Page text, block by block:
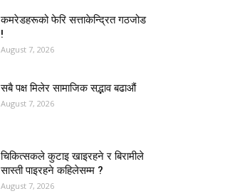
कमरेडहरूको फेरि सत्ताकेन्द्रित गठजोड
!
August 7, 2026
सबै पक्ष मिलेर सामाजिक सद्भाव बढाऔं
August 7, 2026
चिकित्सकले कुटाइ खाइरहने र बिरामीले
सास्ती पाइरहने कहिलेसम्म ?
August 7, 2026